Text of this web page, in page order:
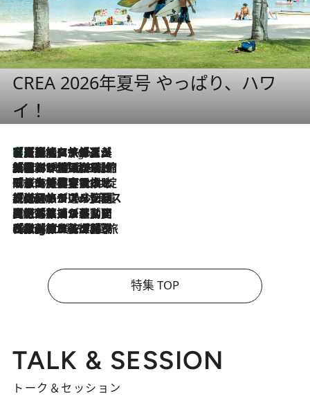
CREA 2026年夏号 やっぱり、ハワ
イ！
9 Hours Ago
【厳選旅コスメ】「多機能アイテムがメイン！」旅好き美容エディターが選んだ夏旅ベストコスメを発表【Mサイズジップ】
2026.8.6
「荷物が増えるほど旅ストレスは増す」美容ジャーナリストがたどり着いた最終結論。“化粧品を劇的に減らす”感動の凝縮美容とは
2026.8.6
「旅先には金髪ウィッグを持参」日本と同じメイクでは損してる!? 美容ジャーナリストが提案する“掟破りの旅美容”とは
2026.8.6
【厳選旅コスメ】「身軽さ＆UV対策重視！」ヘアアーティストshucoが選んだ夏旅ベストコスメを発表【Mサイズジップ】
2026.8.5
【厳選旅コスメ】国内をあちこち移動する河井菜摘が選んだ夏旅ベストコスメ発表！「リラックスアイテムはマスト」【Mサイズジップ】
2026.8.4
【厳選旅コスメ】「紫外線＆乾燥対策しながらメイク感も！」ヘア＆メイクGeorgeが選んだ夏旅ベストコスメを発表！【Mサイズジップ】
特集 TOP
TALK & SESSION
トーク＆セッション